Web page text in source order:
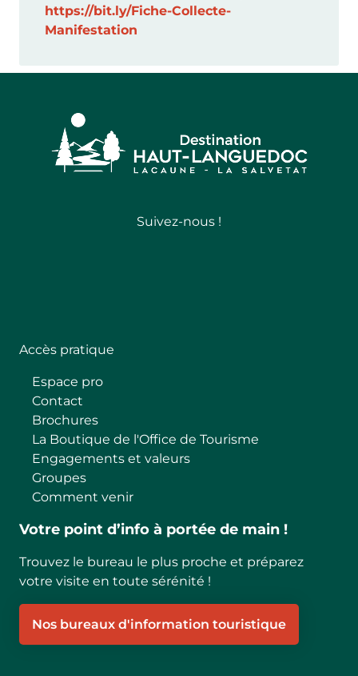
https://bit.ly/Fiche-Collecte-
Manifestation
Suivez-nous !
Accès pratique
Espace pro
Contact
Brochures
La Boutique de l'Office de Tourisme
Engagements et valeurs
Groupes
Comment venir
Votre point d’info à portée de main !
Trouvez le bureau le plus proche et préparez
votre visite en toute sérénité !
Nos bureaux d'information touristique